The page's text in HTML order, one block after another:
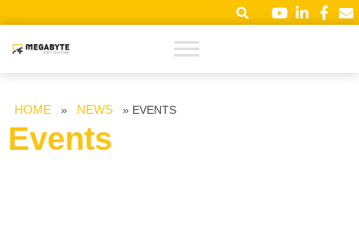
HOME » NEWS » EVENTS
Events